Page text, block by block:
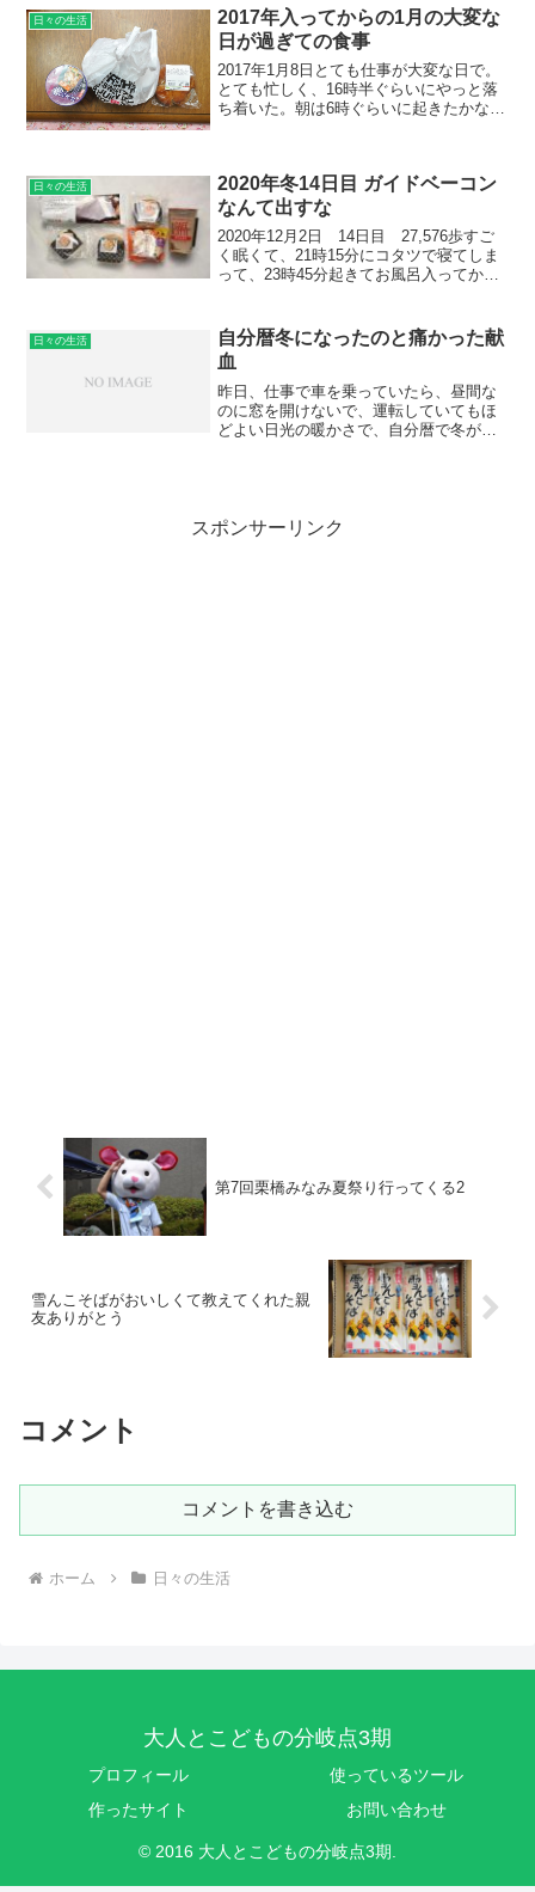
境にかなり涼しくなって過ごしやすくな
った。朝、...
日々の生活
2017年入ってからの1月の大変な
日が過ぎての食事
2017年1月8日とても仕事が大変な日で。
とても忙しく、16時半ぐらいにやっと落
ち着いた。朝は6時ぐらいに起きたかな
かったと思うんだ...
日々の生活
2020年冬14日目 ガイドベーコン
なんて出すな
2020年12月2日 14日目 27,576歩すご
く眠くて、21時15分にコタツで寝てしま
って、23時45分起きてお風呂入ってか
た。眠かったけれども、目覚めはよく、
寒く...
日々の生活
自分暦冬になったのと痛かった献
血
昨日、仕事で車を乗っていたら、昼間な
のに窓を開けないで、運転していてもほ
どよい日光の暖かさで、自分暦で冬が到
スポンサーリンク
第7回栗橋みなみ夏祭り行ってくる2
雪んこそばがおいしくて教えてくれた親
友ありがとう
コメント
コメントを書き込む
ホーム 日々の生活
大人とこどもの分岐点3期
プロフィール
使っているツール
作ったサイト
お問い合わせ
© 2016 大人とこどもの分岐点3期.